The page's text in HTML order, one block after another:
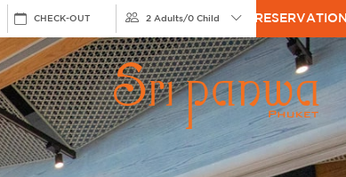
CHECK-OUT 2 Adults/0 Child